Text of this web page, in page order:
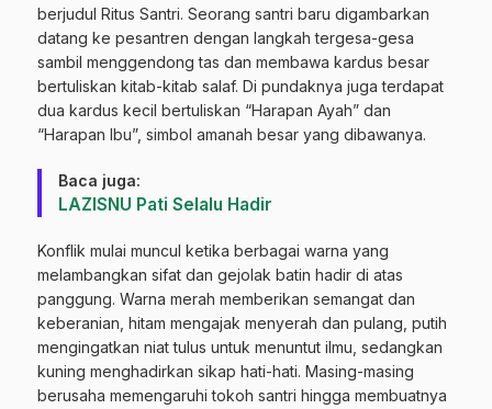
berjudul Ritus Santri. Seorang santri baru digambarkan
datang ke pesantren dengan langkah tergesa-gesa
sambil menggendong tas dan membawa kardus besar
bertuliskan kitab-kitab salaf. Di pundaknya juga terdapat
dua kardus kecil bertuliskan “Harapan Ayah” dan
“Harapan Ibu”, simbol amanah besar yang dibawanya.
Baca juga:
LAZISNU Pati Selalu Hadir
Konflik mulai muncul ketika berbagai warna yang
melambangkan sifat dan gejolak batin hadir di atas
panggung. Warna merah memberikan semangat dan
keberanian, hitam mengajak menyerah dan pulang, putih
mengingatkan niat tulus untuk menuntut ilmu, sedangkan
kuning menghadirkan sikap hati-hati. Masing-masing
berusaha memengaruhi tokoh santri hingga membuatnya